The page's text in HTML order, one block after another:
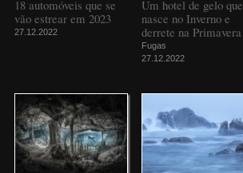
18 automóveis que se
vão estrear em 2023
27.12.2022
Um hotel de gelo que
nasce no Inverno e
derrete na Primavera
Fugas
27.12.2022